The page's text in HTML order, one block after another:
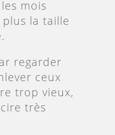
mois
plus la taille
regarder
ceux
trop vieux,
très